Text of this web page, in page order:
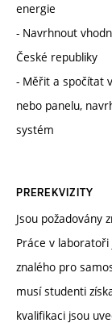
energie
- Navrhnout
České republiky
- Měřit a spočítat
nebo panelu,
systém
PREREKVIZITY
Jsou požadovány
Práce v
znalého pro
musí studenti
kvalifikaci jsou